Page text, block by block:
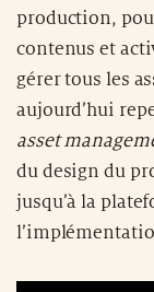
production,
contenus et
gérer tous les
aujourd’hui
asset
du design du
jusqu’à la